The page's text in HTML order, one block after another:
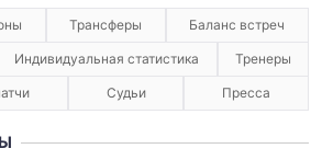
Трансферы Баланс встреч
Индивидуальная статистика Тренеры
Судьи Пресса